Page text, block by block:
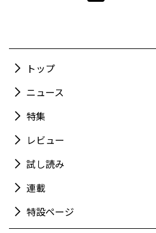
トップ
ニュース
特集
レビュー
試し読み
連載
特設ページ